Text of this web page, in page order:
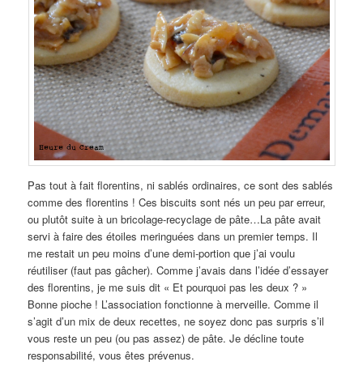
Pas tout à fait florentins, ni sablés ordinaires, ce sont des sablés
comme des florentins ! Ces biscuits sont nés un peu par erreur,
ou plutôt suite à un bricolage-recyclage de pâte…La pâte avait
servi à faire des étoiles meringuées dans un premier temps. Il
me restait un peu moins d’une demi-portion que j’ai voulu
réutiliser (faut pas gâcher). Comme j’avais dans l’idée d’essayer
des florentins, je me suis dit « Et pourquoi pas les deux ? »
Bonne pioche ! L’association fonctionne à merveille. Comme il
s’agit d’un mix de deux recettes, ne soyez donc pas surpris s’il
vous reste un peu (ou pas assez) de pâte. Je décline toute
responsabilité, vous êtes prévenus.